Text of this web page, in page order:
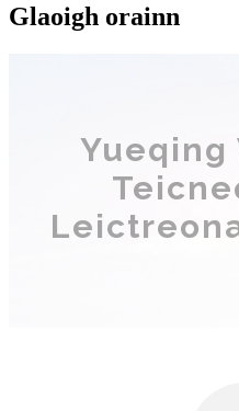
Glaoigh orainn
Yueqing